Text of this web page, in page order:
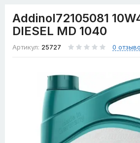
Addinol72105081
DIESEL MD 1040
Артикул: 25727 0